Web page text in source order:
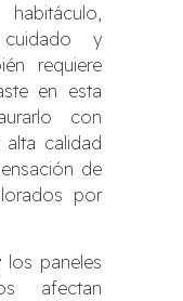
y
requiere
en esta
con
alta calidad
de
por
paneles
afectan